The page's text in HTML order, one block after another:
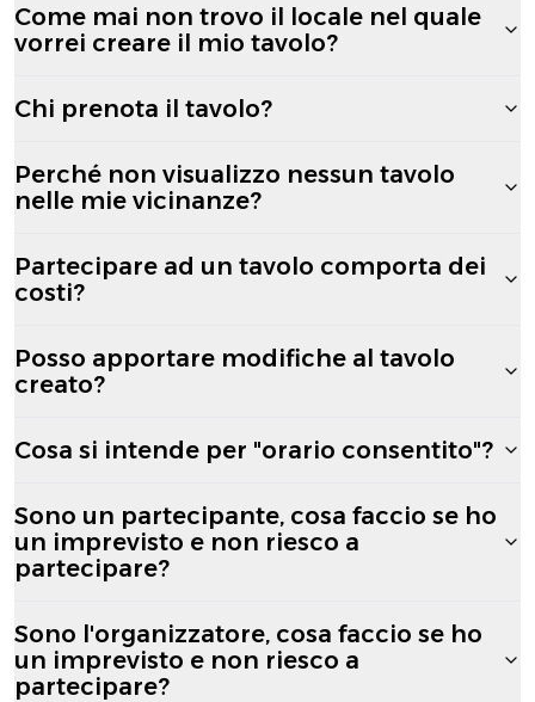
Come mai non trovo il locale nel quale
vorrei creare il mio tavolo?
Chi prenota il tavolo?
Perché non visualizzo nessun tavolo
nelle mie vicinanze?
Partecipare ad un tavolo comporta dei
costi?
Posso apportare modifiche al tavolo
creato?
Cosa si intende per "orario consentito"?
Sono un partecipante, cosa faccio se ho
un imprevisto e non riesco a
partecipare?
Sono l'organizzatore, cosa faccio se ho
un imprevisto e non riesco a
partecipare?